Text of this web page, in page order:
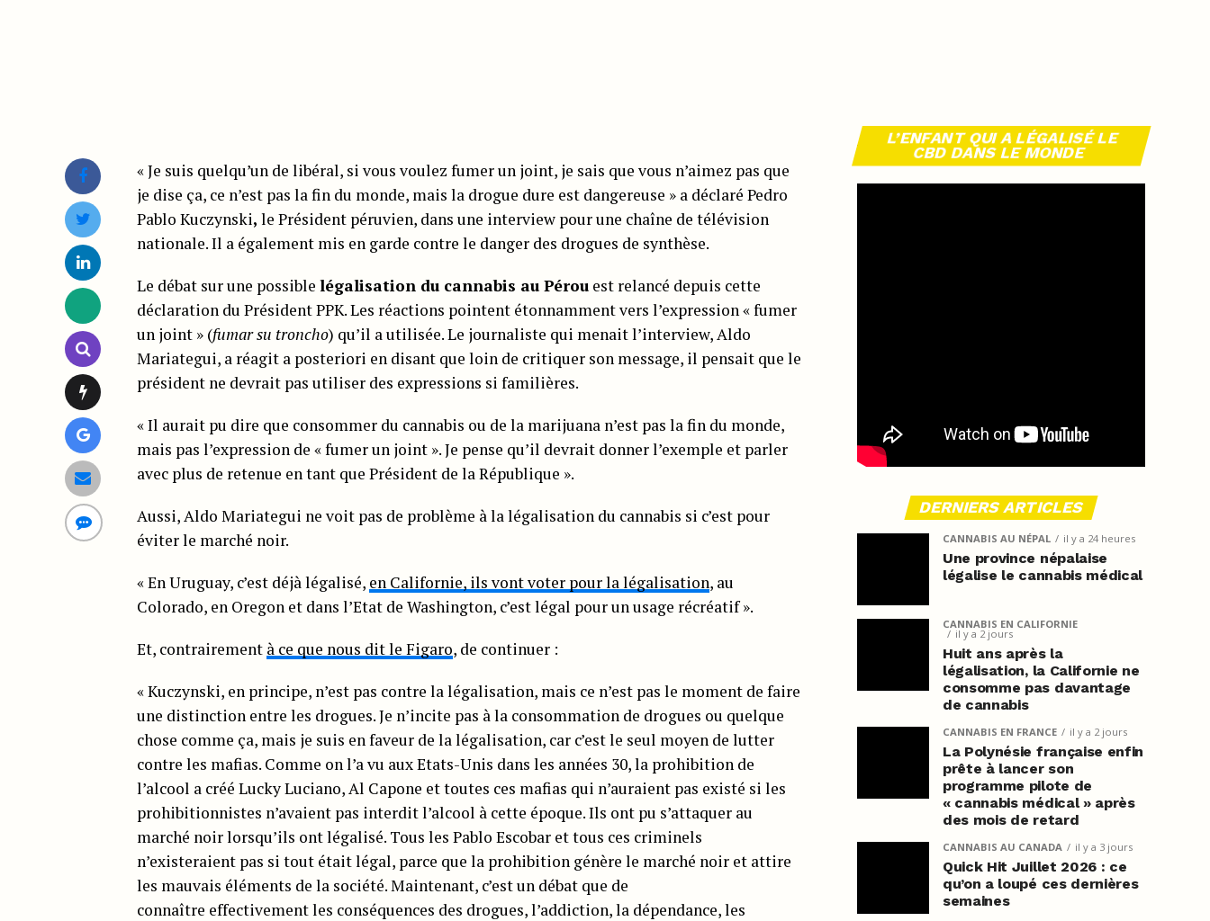
« Je suis quelqu’un de libéral, si vous voulez fumer un joint, je sais que vous n’aimez pas que
je dise ça, ce n’est pas la fin du monde, mais la drogue dure est dangereuse » a déclaré Pedro
Pablo Kuczynski, le Président péruvien, dans une interview pour une chaîne de télévision
nationale. Il a également mis en garde contre le danger des drogues de synthèse.
Le débat sur une possible légalisation du cannabis au Pérou est relancé depuis cette
déclaration du Président PPK. Les réactions pointent étonnamment vers l’expression « fumer
un joint » (fumar su troncho) qu’il a utilisée. Le journaliste qui menait l’interview, Aldo
Mariategui, a réagit a posteriori en disant que loin de critiquer son message, il pensait que le
président ne devrait pas utiliser des expressions si familières.
« Il aurait pu dire que consommer du cannabis ou de la marijuana n’est pas la fin du monde,
mais pas l’expression de « fumer un joint ». Je pense qu’il devrait donner l’exemple et parler
avec plus de retenue en tant que Président de la République ».
Aussi, Aldo Mariategui ne voit pas de problème à la légalisation du cannabis si c’est pour
éviter le marché noir.
« En Uruguay, c’est déjà légalisé, en Californie, ils vont voter pour la légalisation, au
Colorado, en Oregon et dans l’Etat de Washington, c’est légal pour un usage récréatif ».
Et, contrairement à ce que nous dit le Figaro, de continuer :
« Kuczynski, en principe, n’est pas contre la légalisation, mais ce n’est pas le moment de faire
une distinction entre les drogues. Je n’incite pas à la consommation de drogues ou quelque
chose comme ça, mais je suis en faveur de la légalisation, car c’est le seul moyen de lutter
contre les mafias. Comme on l’a vu aux Etats-Unis dans les années 30, la prohibition de
l’alcool a créé Lucky Luciano, Al Capone et toutes ces mafias qui n’auraient pas existé si les
prohibitionnistes n’avaient pas interdit l’alcool à cette époque. Ils ont pu s’attaquer au
marché noir lorsqu’ils ont légalisé. Tous les Pablo Escobar et tous ces criminels
n’existeraient pas si tout était légal, parce que la prohibition génère le marché noir et attire
les mauvais éléments de la société. Maintenant, c’est un débat que de
connaître effectivement les conséquences des drogues, l’addiction, la dépendance, les
L’ENFANT QUI A LÉGALISÉ LE
CBD DANS LE MONDE
DERNIERS ARTICLES
CANNABIS AU NÉPAL il y a 24 heures
Une province népalaise
légalise le cannabis médical
CANNABIS EN CALIFORNIE
il y a 2 jours
Huit ans après la
légalisation, la Californie ne
consomme pas davantage
de cannabis
CANNABIS EN FRANCE il y a 2 jours
La Polynésie française enfin
prête à lancer son
programme pilote de
« cannabis médical » après
des mois de retard
CANNABIS AU CANADA il y a 3 jours
Quick Hit Juillet 2026 : ce
qu’on a loupé ces dernières
semaines